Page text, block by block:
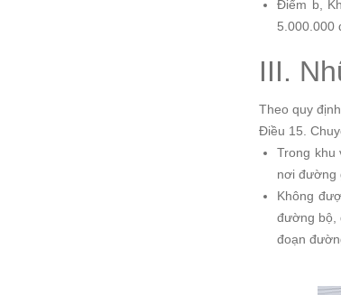
Điểm b,
5.000.000
III.
Theo quy
Điều 15.
Trong khu
nơi đường
Không
đường bộ,
đoạn